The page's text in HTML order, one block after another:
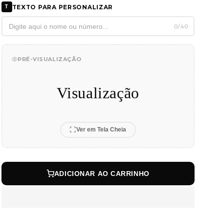
Hello
Hello
T TEXTO PARA PERSONALIZAR
0/40
PRÉ-VISUALIZAÇÃO
Visualização
Ver em Tela Cheia
ADICIONAR AO CARRINHO